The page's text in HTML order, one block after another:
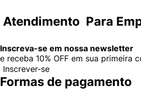
Atendimento Para
Inscreva-se em nossa newsletter
e receba 10% OFF em sua primeira
Inscrever-se
Formas de pagamento